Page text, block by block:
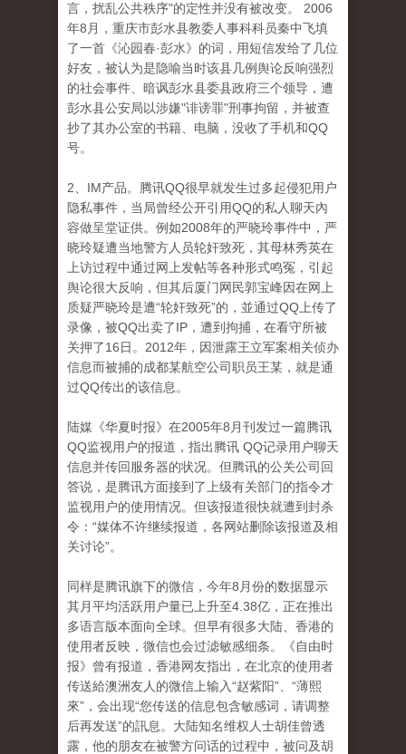
言，扰乱公共秩序"的定性并没有被改变。 2006
年8月，重庆市彭水县教委人事科科员秦中飞填
了一首《沁园春·彭水》的词，用短信发给了几位
好友，被认为是隐喻当时该县几例舆论反响强烈
的社会事件、暗讽彭水县委县政府三个领导，遭
彭水县公安局以涉嫌"诽谤罪"刑事拘留，并被查
抄了其办公室的书籍、电脑，没收了手机和QQ
号。
2、IM产品。腾讯QQ很早就发生过多起侵犯用户
隐私事件，当局曾经公开引用QQ的私人聊天內
容做呈堂证供。例如2008年的严晓玲事件中，严
晓玲疑遭当地警方人员轮奸致死，其母林秀英在
上访过程中通过网上发帖等各种形式鸣冤，引起
舆论很大反响，但其后厦门网民郭宝峰因在网上
质疑严晓玲是遭“轮奸致死”的，並通过QQ上传了
录像，被QQ出卖了IP，遭到拘捕，在看守所被
关押了16日。2012年，因泄露王立军案相关侦办
信息而被捕的成都某航空公司职员王某，就是通
过QQ传出的该信息。
陆媒《华夏时报》在2005年8月刊发过一篇腾讯
QQ监视用户的报道，指出腾讯 QQ记录用户聊天
信息并传回服务器的状况。但腾讯的公关公司回
答说，是腾讯方面接到了上级有关部门的指令才
监视用户的使用情况。但该报道很快就遭到封杀
令：“媒体不许继续报道，各网站删除该报道及相
关讨论”。
同样是腾讯旗下的微信，今年8月份的数据显示
其月平均活跃用户量已上升至4.38亿，正在推出
多语言版本面向全球。但早有很多大陆、香港的
使用者反映，微信也会过滤敏感细条。《自由时
报》曾有报道，香港网友指出，在北京的使用者
传送給澳洲友人的微信上输入“赵紫阳”、“薄熙
來”，会出现“您传送的信息包含敏感词，请调整
后再发送”的訊息。大陆知名维权人士胡佳曾透
露，他的朋友在被警方问话的过程中，被问及胡